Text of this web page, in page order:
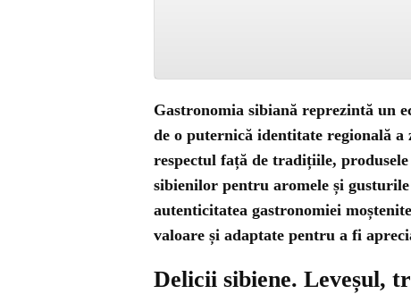
Gastronomia sibiană reprezintă un
de o puternică identitate regională
respectul față de tradițiile,
sibienilor pentru aromele și
autenticitatea gastronomiei
valoare și adaptate pentru a fi
Delicii sibiene. Leveșul,